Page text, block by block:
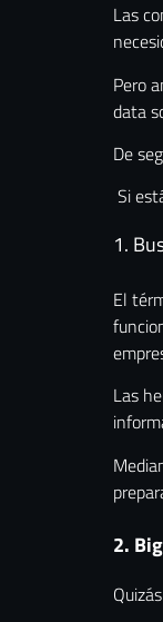
Las
Pero
data
De
Si
1.
El
Las
2.